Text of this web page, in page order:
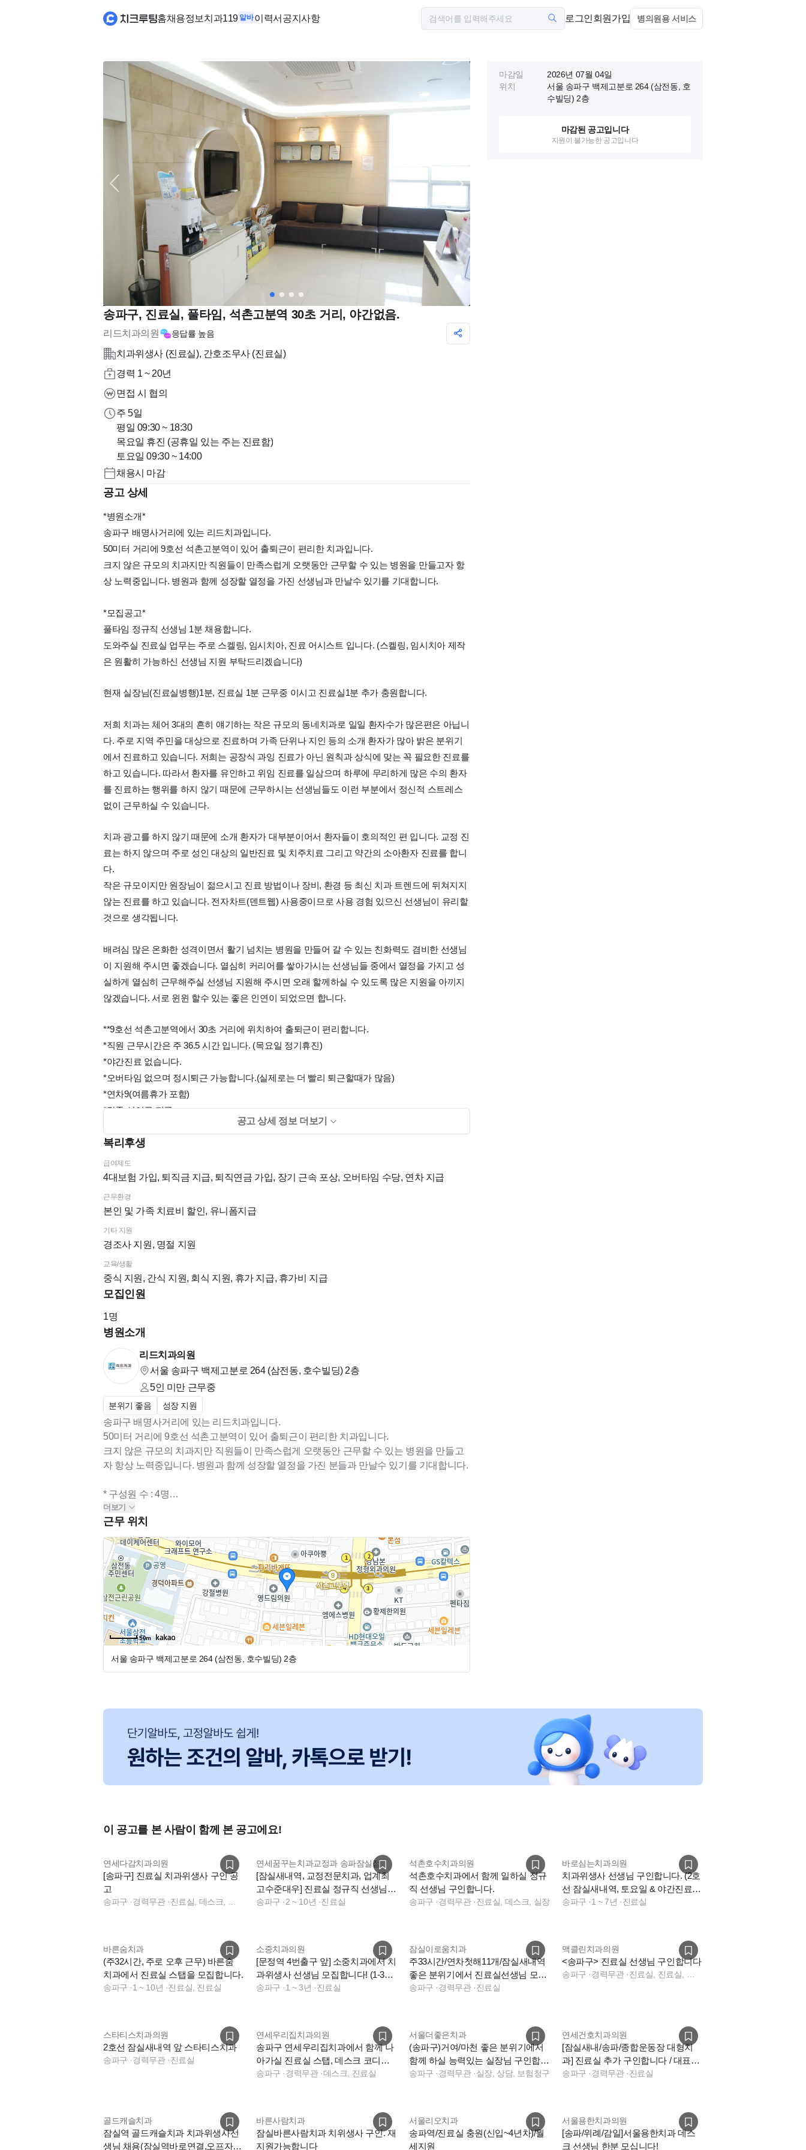
홈채용정보 치과119 알바이력서 공지사항 로그인회원가입 병의원용 서비스
송파구, 진료실, 풀타임, 석촌고분역 30초 거리, 야간없음.
리드치과의원 응답률 높음
치과위생사 (진료실), 간호조무사 (진료실)
경력 1 ~ 20년
면접 시 협의
주 5일
평일 09:30 ~ 18:30
목요일 휴진 (공휴일 있는 주는 진료함)
토요일 09:30 ~ 14:00
채용시 마감
공고 상세
*병원소개*
송파구 배명사거리에 있는 리드치과입니다.
50미터 거리에 9호선 석촌고분역이 있어 출퇴근이 편리한 치과입니다.
크지 않은 규모의 치과지만 직원들이 만족스럽게 오랫동안 근무할 수 있는 병원을 만들고자 항
상 노력중입니다. 병원과 함께 성장할 열정을 가진 선생님과 만날수 있기를 기대합니다.
*모집공고*
풀타임 정규직 선생님 1분 채용합니다.
도와주실 진료실 업무는 주로 스켈링, 임시치아, 진료 어시스트 입니다. (스켈링, 임시치아 제작
은 원활히 가능하신 선생님 지원 부탁드리겠습니다)
현재 실장님(진료실병행)1분, 진료실 1분 근무중 이시고 진료실1분 추가 충원합니다.
저희 치과는 체어 3대의 흔히 얘기하는 작은 규모의 동네치과로 일일 환자수가 많은편은 아닙니
다. 주로 지역 주민을 대상으로 진료하며 가족 단위나 지인 등의 소개 환자가 많아 밝은 분위기
에서 진료하고 있습니다. 저희는 공장식 과잉 진료가 아닌 원칙과 상식에 맞는 꼭 필요한 진료를
하고 있습니다. 따라서 환자를 유인하고 위임 진료를 일삼으며 하루에 무리하게 많은 수의 환자
를 진료하는 행위를 하지 않기 때문에 근무하시는 선생님들도 이런 부분에서 정신적 스트레스
없이 근무하실 수 있습니다.
치과 광고를 하지 않기 때문에 소개 환자가 대부분이어서 환자들이 호의적인 편 입니다. 교정 진
료는 하지 않으며 주로 성인 대상의 일반진료 및 치주치료 그리고 약간의 소아환자 진료를 합니
다.
작은 규모이지만 원장님이 젊으시고 진료 방법이나 장비, 환경 등 최신 치과 트렌드에 뒤쳐지지
않는 진료를 하고 있습니다. 전자차트(덴트웹) 사용중이므로 사용 경험 있으신 선생님이 유리할
것으로 생각됩니다.
배려심 많은 온화한 성격이면서 활기 넘치는 병원을 만들어 갈 수 있는 친화력도 겸비한 선생님
이 지원해 주시면 좋겠습니다. 열심히 커리어를 쌓아가시는 선생님들 중에서 열정을 가지고 성
실하게 열심히 근무해주실 선생님 지원해 주시면 오래 할께하실 수 있도록 많은 지원을 아끼지
않겠습니다. 서로 윈윈 할수 있는 좋은 인연이 되었으면 합니다.
**9호선 석촌고분역에서 30초 거리에 위치하여 출퇴근이 편리합니다.
*직원 근무시간은 주 36.5 시간 입니다. (목요일 정기휴진)
*야간진료 없습니다.
*오버타임 없으며 정시퇴근 가능합니다.(실제로는 더 빨리 퇴근할때가 많음)
*연차9(여름휴가 포함)
*각종 상여금 지급
진료 환경을 고려할 때 만 45세 이상이신 선생님은 채용이 어려운 점 양해 부탁드립니다.
지원하고자 하시면 먼저 치크루팅으로 이력서를 보내주시기 바라며 확인 후 연락 드리겠습니
같습니다.
많은 선생님들의 관심과 지원 바랍니다.
공고 상세 정보 더보기
복리후생
급여제도
4대보험 가입, 퇴직금 지급, 퇴직연금 가입, 장기 근속 포상, 오버타임 수당, 연차 지급
근무환경
본인 및 가족 치료비 할인, 유니폼지급
기타 지원
경조사 지원, 명절 지원
교육/생활
중식 지원, 간식 지원, 회식 지원, 휴가 지급, 휴가비 지급
모집인원
1명
병원소개
리드치과의원
서울 송파구 백제고분로 264 (삼전동, 호수빌딩) 2층
5인 미만 근무중
분위기 좋음 성장 지원
송파구 배명사거리에 있는 리드치과입니다.
50미터 거리에 9호선 석촌고분역이 있어 출퇴근이 편리한 치과입니다.
크지 않은 규모의 치과지만 직원들이 만족스럽게 오랫동안 근무할 수 있는 병원을 만들고
자 항상 노력중입니다. 병원과 함께 성장할 열정을 가진 분들과 만날수 있기를 기대합니다.
* 구성원 수 : 4명
* 구성원 : 원장님 1명 / 실장님 1명 / 진료실 2명
더보기
근무 위치
50m
서울 송파구 백제고분로 264 (삼전동, 호수빌딩) 2층
마감일
2026년 07월 04일
위치
서울 송파구 백제고분로 264 (삼전동, 호
수빌딩) 2층
마감된 공고입니다
지원이 불가능한 공고입니다
이 공고를 본 사람이 함께 본 공고에요!
연세다감치과의원
[송파구] 진료실 치과위생사 구인 공
고
송파구 ·경력무관·
연세꿈꾸는치과교정과 송파잠실점
[잠실새내역, 교정전문치과, 업계최
고수준대우] 진료실 정규직 선생님
모십니다
송파구 ·2 ~ 10년 ·진료실
석촌호수치과의원
석촌호수치과에서 함께 일하실 정규
직 선생님 구인합니다.
송파구 ·경력무관·진료실, 데스크, 실장
바로심는치과의원
치과위생사 선생님 구인합니다. (2호
선 잠실새내역, 토요일 & 야간진료
없음)
송파구 ·1 ~ 7년 ·진료실
바른숨치과
(주32시간, 주로 오후 근무) 바른숨
치과에서 진료실 스탭을 모집합니다.
송파구 ·1 ~ 10년 ·진료실, 진료실
소중치과의원
[문정역 4번출구 앞] 소중치과에서 치
과위생사 선생님 모집합니다! (1-3년
차)
송파구 ·1 ~ 3년 ·진료실
잠실이로움치과
주33시간/연차첫해11개/잠실새내역
좋은 분위기에서 진료실선생님 모십
니다
송파구 ·경력무관·진료실
맥클린치과의원
<송파구> 진료실 선생님 구인합니다
송파구 ·경력무관·
스타티스치과의원
2호선 잠실새내역 앞 스타티스치과
송파구 ·경력무관·진료실
연세우리집치과의원
송파구 연세우리집치과에서 함께 나
아가실 진료실 스탭, 데스크 코디네
이터 구인 합니다.
송파구 ·경력무관·데스크, 진료실
서울더좋은치과
(송파구)거여/마천 좋은 분위기에서
함께 하실 능력있는 실장님 구인합니
다
송파구 ·경력무관·실장, 상담, 보험청구
연세건호치과의원
[잠실새내/송파/종합운동장 대형치
과] 진료실 추가 구인합니다 / 대표원
장 2인 진료
송파구 ·경력무관·진료실
골드캐슬치과
잠실역 골드캐슬치과 치과위생사선
생님 채용(잠실역바로연결,오프자
바른사람치과
잠실바른사람치과 치위생사 구인. 재
지원가능합니다
서울리오치과
송파역/진료실 충원(신입~4년차)/월
세지원
서울용한치과의원
[송파/위례/감일]서울용한치과 데스
크 선생님 한분 모십니다!